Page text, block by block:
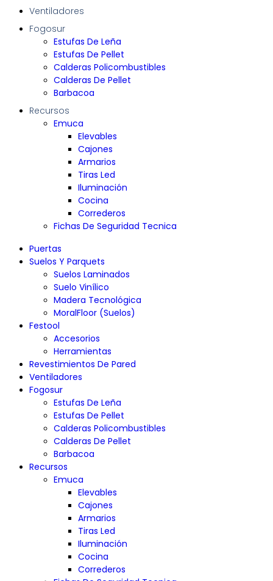
Ventiladores
Fogosur
Estufas De Leña
Estufas De Pellet
Calderas Policombustibles
Calderas De Pellet
Barbacoa
Recursos
Emuca
Elevables
Cajones
Armarios
Tiras Led
Iluminación
Cocina
Correderos
Fichas De Seguridad Tecnica
Puertas
Suelos Y Parquets
Suelos Laminados
Suelo Vinílico
Madera Tecnológica
MoralFloor (Suelos)
Festool
Accesorios
Herramientas
Revestimientos De Pared
Ventiladores
Fogosur
Estufas De Leña
Estufas De Pellet
Calderas Policombustibles
Calderas De Pellet
Barbacoa
Recursos
Emuca
Elevables
Cajones
Armarios
Tiras Led
Iluminación
Cocina
Correderos